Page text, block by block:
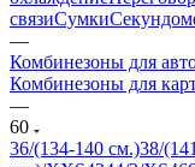
связиСумки
—
Комбинезоны для
Комбинезоны для
—
60
36/(134-140 см.)38/